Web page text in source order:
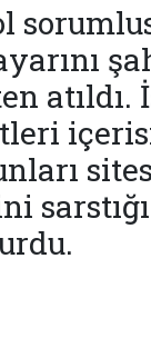
atıldı.